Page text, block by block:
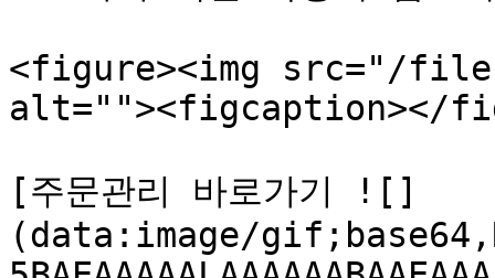
<figure><img src="/files/
alt=""><figcaption></
[주문관리 바로가기 ![]
(data:image/